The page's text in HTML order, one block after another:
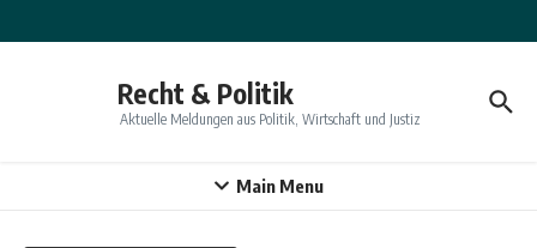
Recht & Politik
Aktuelle Meldungen aus Politik, Wirtschaft und Justiz
Main Menu